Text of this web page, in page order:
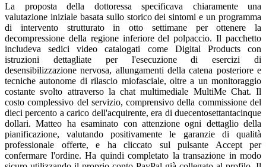
La proposta della dottoressa specificava chiaramente una
valutazione iniziale basata sullo storico dei sintomi e un programma
di intervento strutturato in otto settimane per ottenere la
decompressione della regione inferiore del polpaccio. Il pacchetto
includeva sedici video catalogati come Digital Products con
istruzioni dettagliate per l'esecuzione di esercizi di
desensibilizzazione nervosa, allungamenti della catena posteriore e
tecniche autonome di rilascio miofasciale, oltre a un monitoraggio
costante svolto attraverso la chat multimediale MultiMe Chat. Il
costo complessivo del servizio, comprensivo della commissione del
dieci percento a carico dell'acquirente, era di duecentosettantacinque
dollari. Matteo ha esaminato con attenzione ogni dettaglio della
pianificazione, valutando positivamente le garanzie di qualità
professionale offerte, e ha cliccato sul pulsante Accept per
confermare l'ordine. Ha quindi completato la transazione in modo